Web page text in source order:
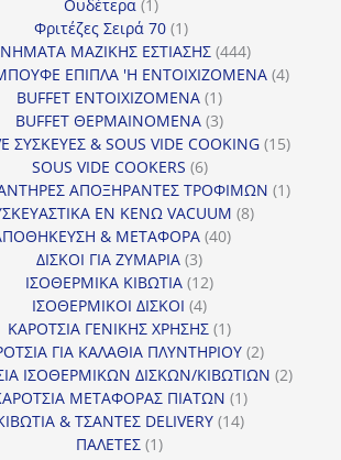
Ουδέτερα 1
προϊόν
Φριτέζες Σειρά 70 11
προϊόν
ΜΑΖΙΚΗΣ ΕΣΤΙΑΣΗΣ 444444
προϊόντα
ΜΠΟΥΦΕ ΕΠΙΠΛΑ 'Η ΕΝΤΟΙΧΙΖΟΜΕΝΑ 44
BUFFET ΕΝΤΟΙΧΙΖΟΜΕΝΑ 11
προϊόν
BUFFET ΘΕΡΜΑΙΝΟΜΕΝΑ 33
προϊόντα
ΣΥΣΚΕΥΕΣ & SOUS VIDE COOKING 1515
SOUS VIDE COOKERS 66
προϊόντα
ΑΠΟΞΗΡΑΝΤΕΣ ΤΡΟΦΙΜΩΝ 11
ΕΝ ΚΕΝΩ VACUUM 88
& ΜΕΤΑΦΟΡΑ 4040
ΔΙΣΚΟΙ ΓΙΑ ΖΥΜΑΡΙΑ 33
προϊόντα
ΙΣΟΘΕΡΜΙΚΑ ΚΙΒΩΤΙΑ 1212
ΙΣΟΘΕΡΜΙΚΟΙ ΔΙΣΚΟΙ 44
προϊόντα
ΚΑΡΟΤΣΙΑ ΓΕΝΙΚΗΣ ΧΡΗΣΗΣ 11
προϊόν
ΓΙΑ ΚΑΛΑΘΙΑ ΠΛΥΝΤΗΡΙΟΥ 22
προϊόντα
ΙΣΟΘΕΡΜΙΚΩΝ ΔΙΣΚΩΝ/ΚΙΒΩΤΙΩΝ 22
ΜΕΤΑΦΟΡΑΣ ΠΙΑΤΩΝ 11
προϊόν
& ΤΣΑΝΤΕΣ DELIVERY 1414
ΠΑΛΕΤΕΣ 11